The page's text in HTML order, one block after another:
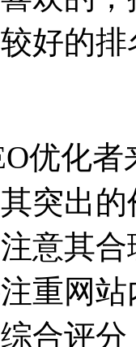
好的排
化者
突出
意其
重网
合评